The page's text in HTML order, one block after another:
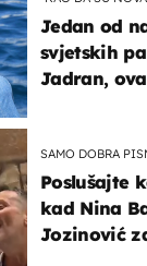
Jedan od
svjetskih
Jadran,
SAMO DOBRA
Poslušajte
kad Nina
Jozinović